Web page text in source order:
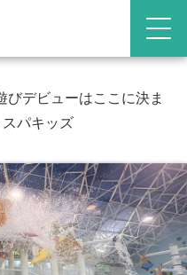
びデビューはここに決ま
パキッズ